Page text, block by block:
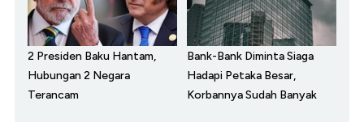
2 Presiden Baku Hantam,
Hubungan 2 Negara
Terancam
Bank-Bank Diminta Siaga
Hadapi Petaka Besar,
Korbannya Sudah Banyak